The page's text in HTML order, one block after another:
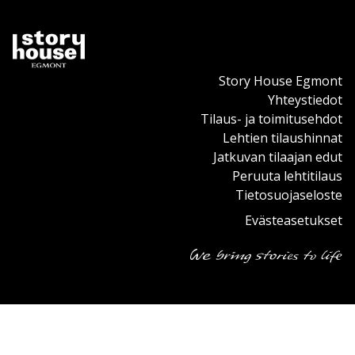
Story House Egmont
Yhteystiedot
Tilaus- ja toimitusehdot
Lehtien tilaushinnat
Jatkuvan tilaajan edut
Peruuta lehtitilaus
Tietosuojaseloste
Evästeasetukset